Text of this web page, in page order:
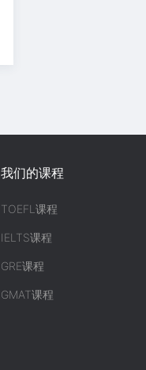
我们的课程
TOEFL课程
IELTS课程
GRE课程
GMAT课程